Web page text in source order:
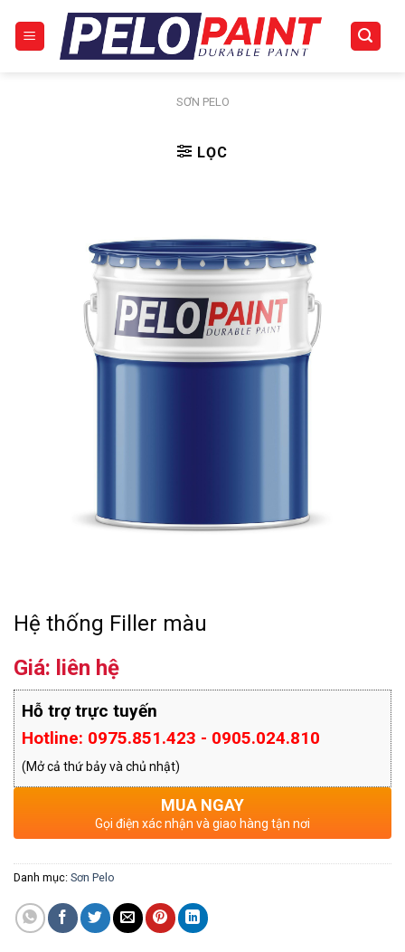
content
SƠN PELO
LỌC
Hệ thống Filler màu
Giá: liên hệ
Hỗ trợ trực tuyến
Hotline: 0975.851.423 - 0905.024.810
(Mở cả thứ bảy và chủ nhật)
MUA NGAY
Gọi điện xác nhận và giao hàng tận nơi
Danh mục: Sơn Pelo